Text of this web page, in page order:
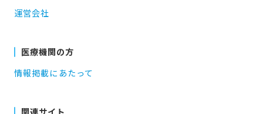
運営会社
医療機関の方
情報掲載にあたって
関連サイト